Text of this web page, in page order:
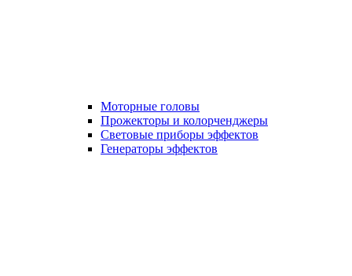
Моторные головы
Прожекторы и колорченджеры
Световые приборы эффектов
Генераторы эффектов